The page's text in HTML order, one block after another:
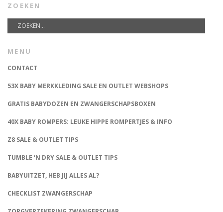
ZOEKEN
MENU
CONTACT
53X BABY MERKKLEDING SALE EN OUTLET WEBSHOPS
GRATIS BABYDOZEN EN ZWANGERSCHAPSBOXEN
40X BABY ROMPERS: LEUKE HIPPE ROMPERTJES & INFO
Z8 SALE & OUTLET TIPS
TUMBLE ‘N DRY SALE & OUTLET TIPS
BABYUITZET, HEB JIJ ALLES AL?
CHECKLIST ZWANGERSCHAP